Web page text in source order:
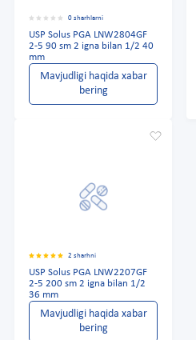
0 sharhlarni
USP Solus PGA LNW2804GF
2-5 90 sm 2 igna bilan 1/2 40
mm
Mavjudligi haqida xabar
bering
2 sharhni
USP Solus PGA LNW2207GF
2-5 200 sm 2 igna bilan 1/2
36 mm
Mavjudligi haqida xabar
bering